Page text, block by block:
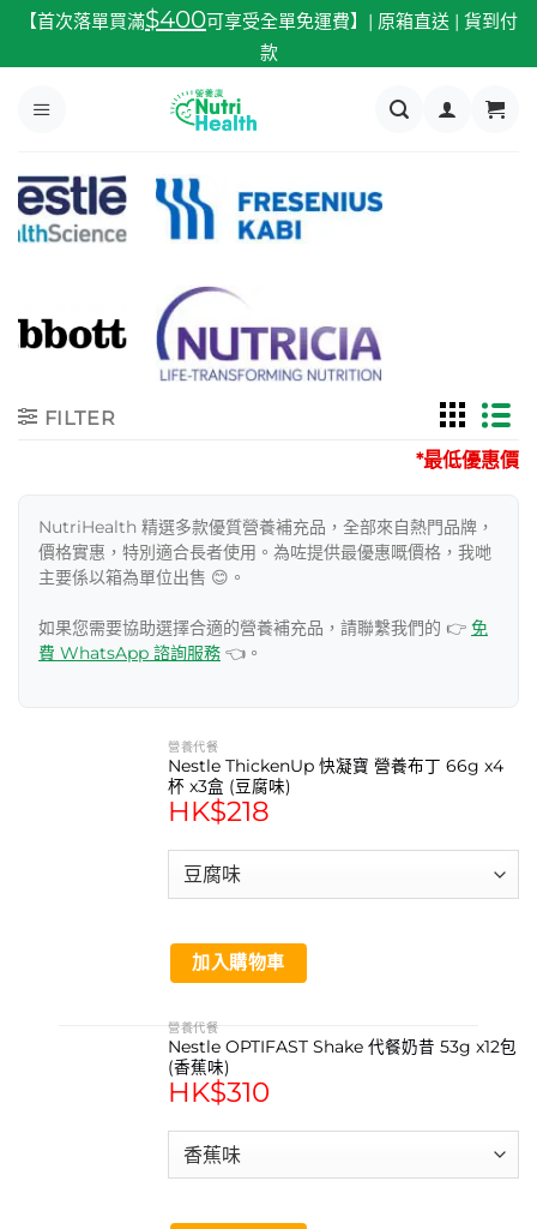
內
【首次落單買滿$400可享受全單免運費】| 原箱直送 | 貨到付
款
FILTER
*最低優惠價
NutriHealth 精選多款優質營養補充品，全部來自熱門品牌，
價格實惠，特別適合長者使用。為咗提供最優惠嘅價格，我哋
主要係以箱為單位出售 😊。
如果您需要協助選擇合適的營養補充品，請聯繫我們的 👉 免
費 WhatsApp 諮詢服務 👈。
營養代餐
Nestle ThickenUp 快凝寶 營養布丁 66g x4
杯 x3盒 (豆腐味)
HK$218
加入購物車
營養代餐
Nestle OPTIFAST Shake 代餐奶昔 53g x12包
(香蕉味)
HK$310